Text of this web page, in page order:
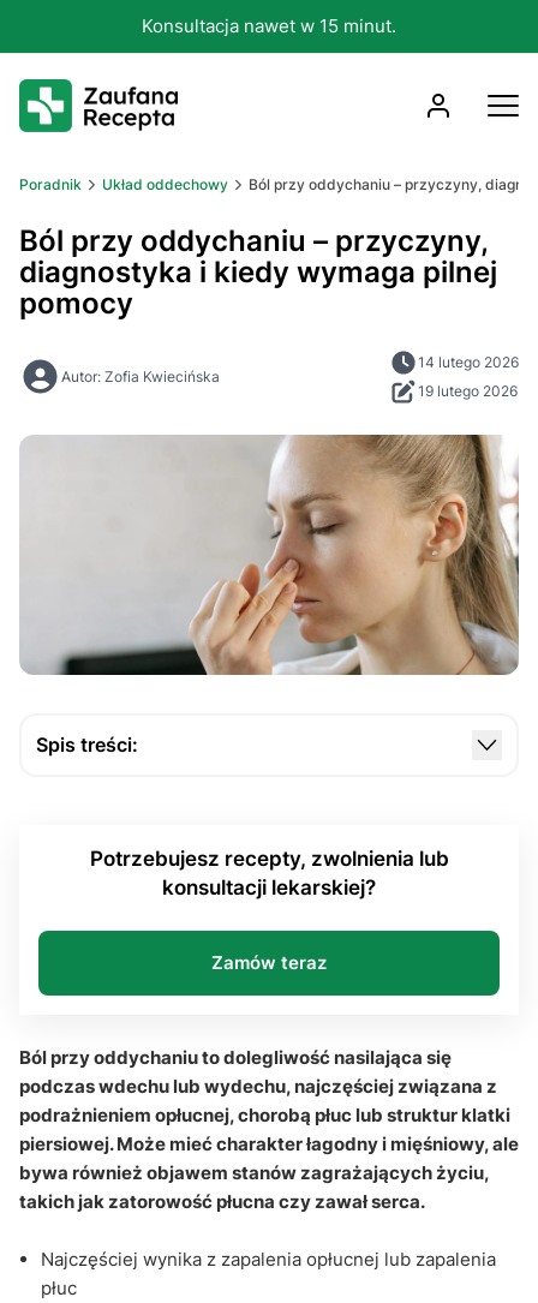
Konsultacja nawet w 15 minut.
Poradnik Układ oddechowy Ból przy oddychaniu – przyczyny,
Ból przy oddychaniu – przyczyny,
diagnostyka i kiedy wymaga pilnej
pomocy
Autor: Zofia Kwiecińska
14 lutego 2026
19 lutego 2026
Spis treści:
Czy odma opłucnowa i zatorowość płucna są
przyczyną nagłego bólu?
Czy zawał serca i zapalenie osierdzia mogą
powodować dolegliwości zależne od oddechu?
Potrzebujesz recepty, zwolnienia lub
konsultacji lekarskiej?
Zamów teraz
Ból przy oddychaniu to dolegliwość nasilająca się
podczas wdechu lub wydechu, najczęściej związana z
podrażnieniem opłucnej, chorobą płuc lub struktur klatki
piersiowej. Może mieć charakter łagodny i mięśniowy, ale
bywa również objawem stanów zagrażających życiu,
takich jak zatorowość płucna czy zawał serca.
Najczęściej wynika z zapalenia opłucnej lub zapalenia
płuc